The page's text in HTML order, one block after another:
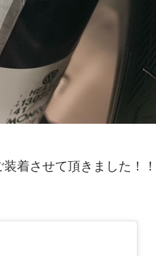
着させて頂きました！！